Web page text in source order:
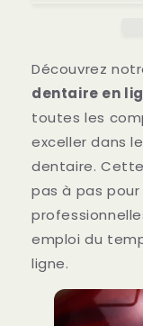
Découvrez
dentaire en
toutes les
exceller dans
dentaire.
pas à pas
emploi du
ligne.